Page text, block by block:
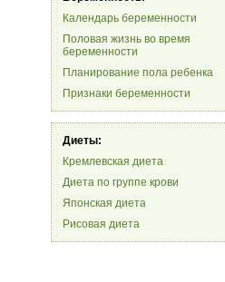
Календарь беременности
Половая жизнь во время
беременности
Планирование пола ребенка
Признаки беременности
Диеты:
Кремлевская диета
Диета по группе крови
Японская диета
Рисовая диета